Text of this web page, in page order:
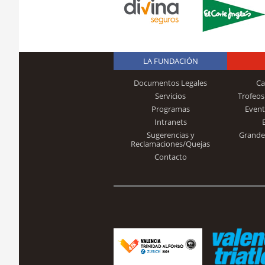
LA FUNDACIÓN
Documentos Legales
Servicios
Programas
Intranets
Sugerencias y
Reclamaciones/Quejas
Contacto